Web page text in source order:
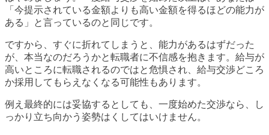
「今提示されている金額よりも高い金額を得るほどの能力が
ある」と言っているのと同じです。
ですから、すぐに折れてしまうと、能力があるはずだった
が、本当なのだろうかと転職者に不信感を抱きます。給与が
高いところに転職されるのではと危惧され、給与交渉どころ
か採用してもらえなくなる可能性もあります。
例え最終的には妥協するとしても、一度始めた交渉なら、し
っかり立ち向かう姿勢はくしてはいけません。